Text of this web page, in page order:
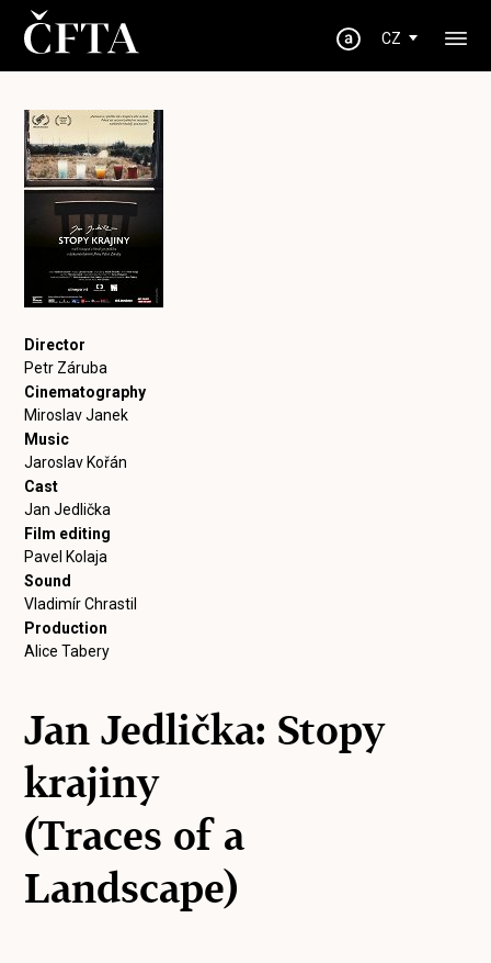
CZ
Director
Petr Záruba
Cinematography
Miroslav Janek
Music
Jaroslav Kořán
Cast
Jan Jedlička
Film editing
Pavel Kolaja
Sound
Vladimír Chrastil
Production
Alice Tabery
Jan Jedlička: Stopy
krajiny
(Traces of a
Landscape)